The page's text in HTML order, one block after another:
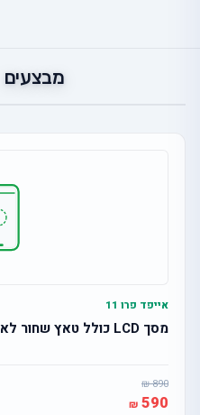
מבצעים
אייפד פרו 11
מסך LCD כולל טאץ שחור לאייפד פרו 11 2018 & 2020
890
590